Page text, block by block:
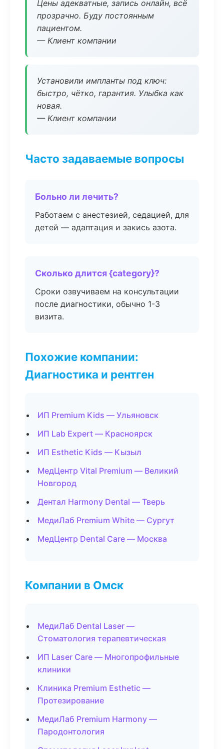
Цены адекватные, запись онлайн, всё
прозрачно. Буду постоянным
пациентом.
— Клиент компании
Установили импланты под ключ:
быстро, чётко, гарантия. Улыбка как
новая.
— Клиент компании
Часто задаваемые вопросы
Больно ли лечить?
Работаем с анестезией, седацией, для
детей — адаптация и закись азота.
Сколько длится {category}?
Сроки озвучиваем на консультации
после диагностики, обычно 1-3
визита.
Похожие компании:
Диагностика и рентген
ИП Premium Kids — Ульяновск
ИП Lab Expert — Красноярск
ИП Esthetic Kids — Кызыл
МедЦентр Vital Premium — Великий
Новгород
Дентал Harmony Dental — Тверь
МедиЛаб Premium White — Сургут
МедЦентр Dental Care — Москва
Компании в Омск
МедиЛаб Dental Laser —
Стоматология терапевтическая
ИП Laser Care — Многопрофильные
клиники
Клиника Premium Esthetic —
Протезирование
МедиЛаб Premium Harmony —
Пародонтология